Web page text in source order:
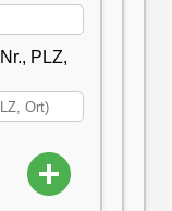
PLZ,